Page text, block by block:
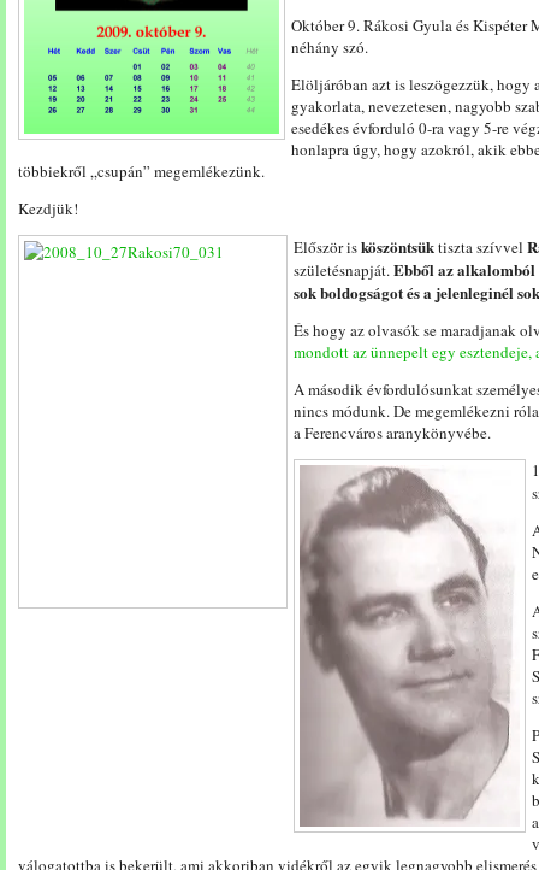
Október 9. Rákosi Gyula és
néhány szó.
Elöljáróban azt is leszögezzük,
gyakorlata, nevezetesen, nagyobb
esedékes évforduló 0-ra vagy 5-re
honlapra úgy, hogy azokról, akik
többiekről „csupán” megemlékezünk.
Kezdjük!
Először isköszöntsüktiszta szívvel
születésnapját.Ebből az alkalomból
sok boldogságot és a jelenleginél
És hogy az olvasók se maradjanak
mondott az ünnepelt egy esztendeje,
A második évfordulósunkat
nincs módunk. De megemlékezni
a Ferencváros aranykönyvébe.
válogatottba is bekerült, ami akkoriban vidékről az egyik legnagyobb